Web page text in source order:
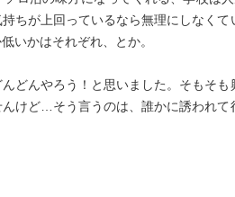
ちが上回っているなら無理にしなくて
いかはそれぞれ、とか。
どんやろう！と思いました。そもそも
けど…そう言うのは、誰かに誘われて